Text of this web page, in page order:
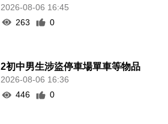
2026-08-06 16:45
263
0
2初中男生涉盜停車場單車等物品
2026-08-06 16:36
446
0